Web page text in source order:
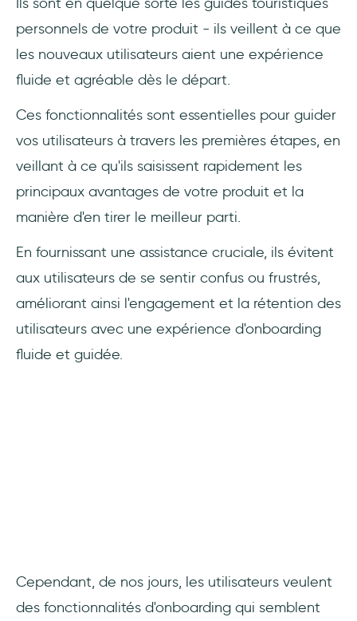
personnels de votre produit - ils veillent à ce que
les nouveaux utilisateurs aient une expérience
fluide et agréable dès le départ.
Ces fonctionnalités sont essentielles pour guider
vos utilisateurs à travers les premières étapes, en
veillant à ce qu'ils saisissent rapidement les
principaux avantages de votre produit et la
manière d'en tirer le meilleur parti.
En fournissant une assistance cruciale, ils évitent
aux utilisateurs de se sentir confus ou frustrés,
améliorant ainsi l'engagement et la rétention des
utilisateurs avec une expérience d'onboarding
fluide et guidée.
Cependant, de nos jours, les utilisateurs veulent
des fonctionnalités d'onboarding qui semblent